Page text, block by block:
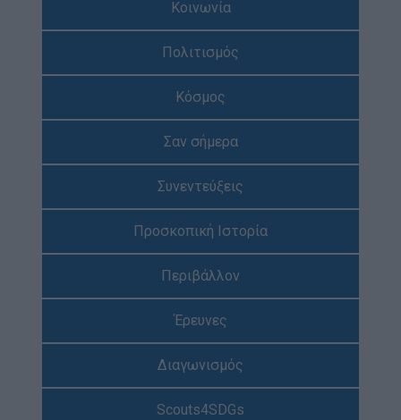
Η Προσκοπική Μέθοδος
Προσκοπικό Πρόγραμμα
Στόχοι Βιώσιμης Ανάπτυξης
Earth Tribe
Ομάδα Διάσωσης Άγριας Ζωής
Νέα
Κοινωνία
Πολιτισμός
Κόσμος
Σαν σήμερα
Συνεντεύξεις
Προσκοπική Ιστορία
Περιβάλλον
Έρευνες
Διαγωνισμός
Scouts4SDGs